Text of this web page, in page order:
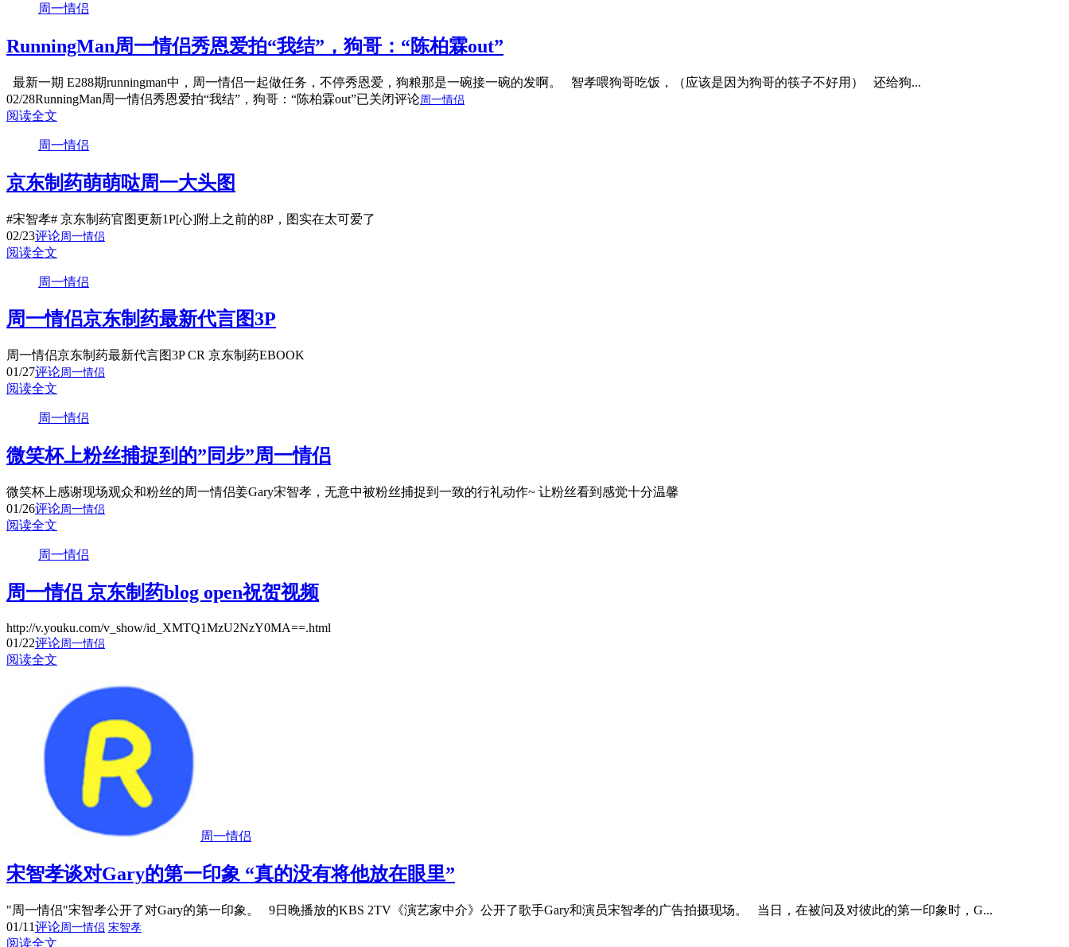
周一情侣
RunningMan周一情侣秀恩爱拍“我结”，狗哥：“陈柏霖out”
最新一期 E288期runningman中，周一情侣一起做任务，不停秀恩爱，狗粮那是一碗接一碗的发啊。 智孝喂狗哥吃饭，（应该是因为狗哥的筷子不好用） 还给狗...
02/28RunningMan周一情侣秀恩爱拍“我结”，狗哥：“陈柏霖out”已关闭评论周一情侣
阅读全文
周一情侣
京东制药萌萌哒周一大头图
#宋智孝# 京东制药官图更新1P[心]附上之前的8P，图实在太可爱了
02/23评论周一情侣
阅读全文
周一情侣
周一情侣京东制药最新代言图3P
周一情侣京东制药最新代言图3P CR 京东制药EBOOK
01/27评论周一情侣
阅读全文
周一情侣
微笑杯上粉丝捕捉到的”同步”周一情侣
微笑杯上感谢现场观众和粉丝的周一情侣姜Gary宋智孝，无意中被粉丝捕捉到一致的行礼动作~ 让粉丝看到感觉十分温馨
01/26评论周一情侣
阅读全文
周一情侣
周一情侣 京东制药blog open祝贺视频
http://v.youku.com/v_show/id_XMTQ1MzU2NzY0MA==.html
01/22评论周一情侣
阅读全文
周一情侣
宋智孝谈对Gary的第一印象 “真的没有将他放在眼里”
"周一情侣"宋智孝公开了对Gary的第一印象。 9日晚播放的KBS 2TV《演艺家中介》公开了歌手Gary和演员宋智孝的广告拍摄现场。 当日，在被问及对彼此的第一印象时，G...
01/11评论周一情侣 宋智孝
阅读全文